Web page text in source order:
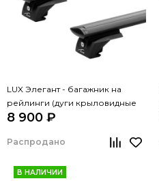
LUX Элегант - багажник на
рейлинги (дуги крыловидные
черные, 1,2м)
8 900 ₽
Распродано
В НАЛИЧИИ